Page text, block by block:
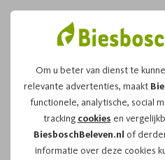
Om u beter van dienst te
relevante advertenties, maakt
functionele, analytische, social
tracking cookies en
BiesboschBeleven.nl of
informatie over deze cookies
Leuk dat u